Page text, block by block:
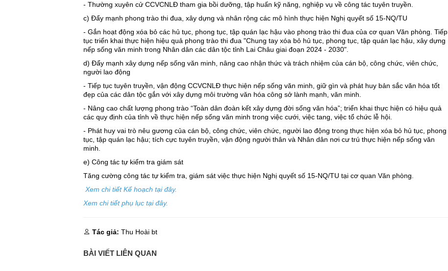
- Thường xuyên cử CCVCNLĐ tham gia bồi dưỡng, tập huấn kỹ năng, nghiệp vụ về công tác tuyên truyền.
c) Đẩy mạnh phong trào thi đua, xây dựng và nhân rộng các mô hình thực hiện Nghị quyết số 15-NQ/TU
- Gắn hoạt động xóa bỏ các hủ tục, phong tục, tập quán lạc hậu vào phong trào thi đua của cơ quan Văn phòng. Tiếp
tục triển khai thực hiện hiệu quả phong trào thi đua "Chung tay xóa bỏ hủ tục, phong tục, tập quán lạc hậu, xây dựng
nếp sống văn minh trong Nhân dân các dân tộc tỉnh Lai Châu giai đoạn 2024 - 2030".
d) Đẩy mạnh xây dựng nếp sống văn minh, nâng cao nhận thức và trách nhiệm của cán bộ, công chức, viên chức,
người lao động
- Tiếp tục tuyên truyền, vận động CCVCNLĐ thực hiện nếp sống văn minh, giữ gìn và phát huy bản sắc văn hóa tốt
đẹp của các dân tộc gắn với xây dựng môi trường văn hóa công sở lành mạnh, văn minh.
- Nâng cao chất lượng phong trào “Toàn dân đoàn kết xây dựng đời sống văn hóa”; triển khai thực hiện có hiệu quả
các quy định của tỉnh về thực hiện nếp sống văn minh trong việc cưới, việc tang, việc tổ chức lễ hội.
- Phát huy vai trò nêu gương của cán bộ, công chức, viên chức, người lao động trong thực hiện xóa bỏ hủ tục, phong
tục, tập quán lạc hậu; tích cực tuyên truyền, vận động người thân và Nhân dân nơi cư trú thực hiện nếp sống văn
minh.
e) Công tác tự kiểm tra giám sát
Tăng cường công tác tự kiểm tra, giám sát việc thực hiện Nghị quyết số 15-NQ/TU tại cơ quan Văn phòng.
Xem chi tiết Kế hoạch tại đây.
Xem chi tiết phụ lục tại đây.
Tác giả: Thu Hoài bt
BÀI VIẾT LIÊN QUAN